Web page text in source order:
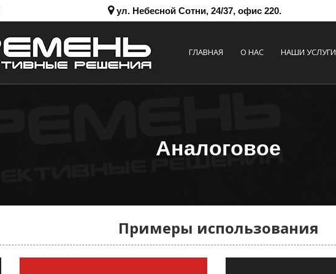
ул. Небесной Сотни, 24/37, офис 220.
ГЛАВНАЯ О НАС НАШИ УСЛУГИ
Аналоговое
Примеры использования